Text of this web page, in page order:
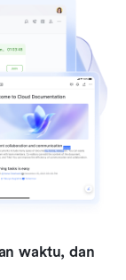
waktu, dan